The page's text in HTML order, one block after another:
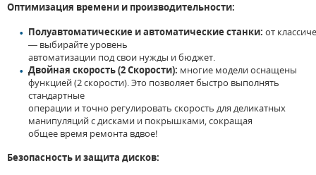
Оптимизация времени и производительности:
Полуавтоматические иавтоматическиестанки: от
— выбирайте уровень
автоматизации подсвои нужды ибюджет.
Двойная скорость(2Скорости): многие моделиоснащены
функцией (2скорости).Это позволяетбыстро выполнять
стандартные
операции иточно регулировать скорость для деликатных
манипуляцийсдисками и покрышками, сокращая
общее время ремонта вдвое!
Безопасность изащита дисков: